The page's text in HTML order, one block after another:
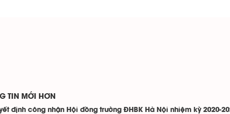
TIN MỚI HƠN
định công nhận Hội đồng trường ĐHBK Hà Nội nhiệm kỳ 2020-